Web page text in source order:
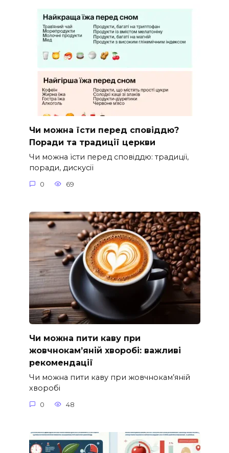
Чи можна їсти перед сповіддю?
Поради та традиції церкви
Чи можна їсти перед сповіддю: традиції,
поради, дискусії
0 69
Чи можна пити каву при
жовчнокам’яній хворобі: важливі
рекомендації
Чи можна пити каву при жовчнокам’яній
хворобі
0 48